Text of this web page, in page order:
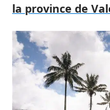
la province de